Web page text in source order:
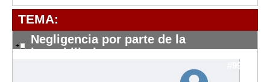
Requerimientos y comunicaciones
Formularios sobre Propiedad Horizontal
Modelos de Acta de Junta de Propietarios
TEMA:
Negligencia por parte de la
immobiliaria
#9927